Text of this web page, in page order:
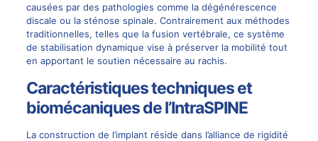
causées par des pathologies comme la dégénérescence
discale ou la sténose spinale. Contrairement aux méthodes
traditionnelles, telles que la fusion vertébrale, ce système
de stabilisation dynamique vise à préserver la mobilité tout
en apportant le soutien nécessaire au rachis.
Caractéristiques techniques et
biomécaniques de l’IntraSPINE
La construction de l’implant réside dans l’alliance de rigidité